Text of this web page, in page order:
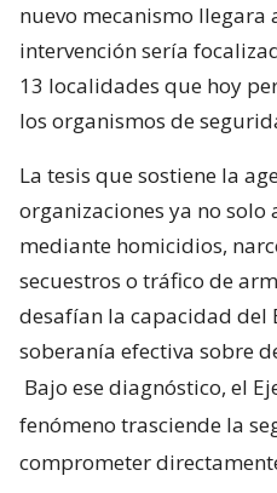
nuevo mecanismo llegara
intervención sería
13 localidades que hoy
los organismos de
La tesis que sostiene la
organizaciones ya no
mediante homicidios,
secuestros o tráfico de
desafían la capacidad del
soberanía efectiva sobre
Bajo ese diagnóstico, el
fenómeno trasciende la
comprometer